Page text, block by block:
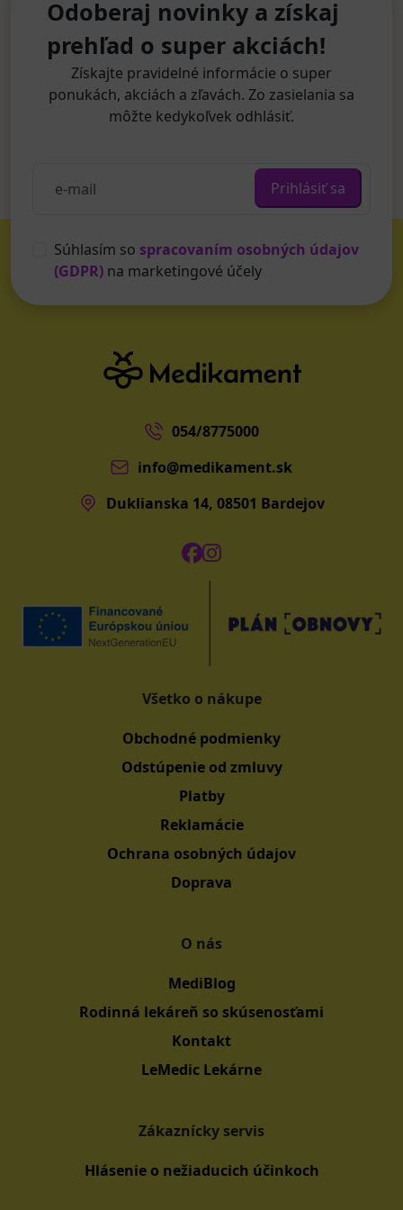
Odoberaj novinky a získaj
prehľad o super akciách!
Získajte pravidelné informácie o super
ponukách, akciách a zľavách. Zo zasielania sa
môžte kedykoľvek odhlásiť.
Prihlásiť sa
Súhlasím so spracovaním osobných údajov
(GDPR) na marketingové účely
054/8775000
info@medikament.sk
Duklianska 14, 08501 Bardejov
Všetko o nákupe
Obchodné podmienky
Odstúpenie od zmluvy
Platby
Reklamácie
Ochrana osobných údajov
Doprava
O nás
MediBlog
Rodinná lekáreň so skúsenosťami
Kontakt
LeMedic Lekárne
Zákaznícky servis
Hlásenie o nežiaducich účinkoch